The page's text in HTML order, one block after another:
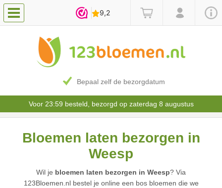
Bepaal zelf de bezorgdatum
Voor 23:59 besteld, bezorgd op zaterdag 8 augustus
Bloemen laten bezorgen in
Weesp
Wil je bloemen laten bezorgen in Weesp? Via
123Bloemen.nl bestel je online een bos bloemen die we